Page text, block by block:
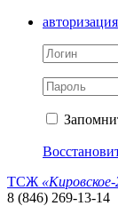
авторизация
ТСЖ «Кировское-
8 (846) 269-13-14